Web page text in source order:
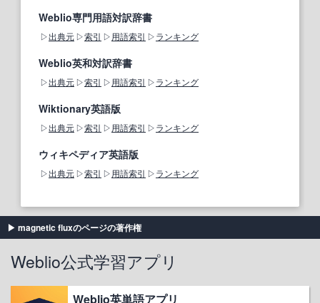
Weblio専門用語対訳辞書
出典元 索引 用語索引 ランキング
Weblio英和対訳辞書
出典元 索引 用語索引 ランキング
Wiktionary英語版
出典元 索引 用語索引 ランキング
ウィキペディア英語版
出典元 索引 用語索引 ランキング
magnetic fluxのページの著作権
Weblio公式学習アプリ
Weblio英単語アプリ